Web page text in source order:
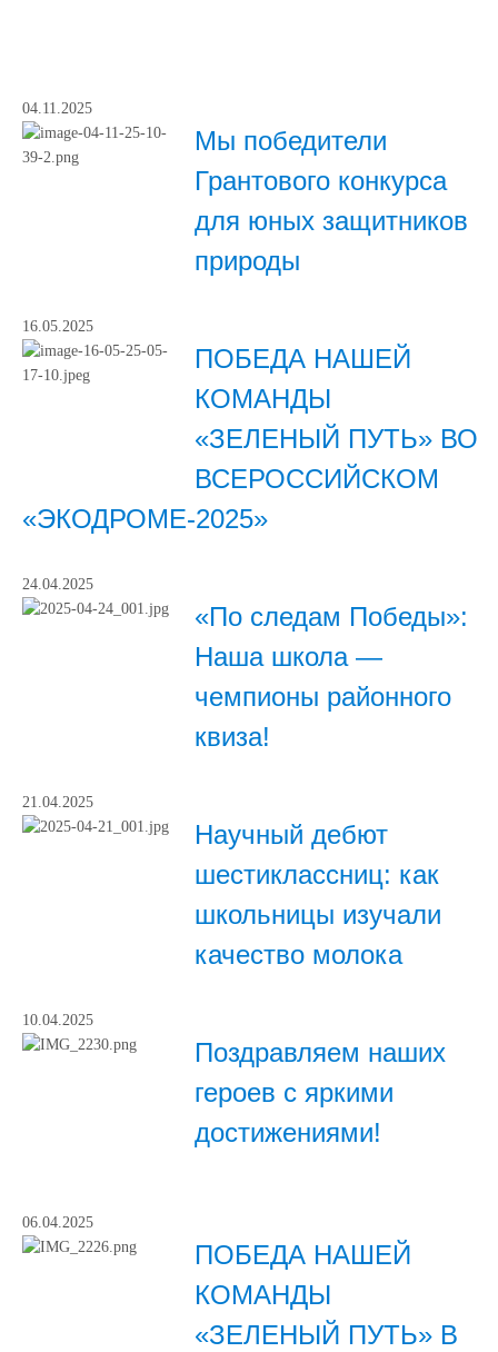
04.11.2025
Мы победители
Грантового конкурса
для юных защитников
природы
16.05.2025
ПОБЕДА НАШЕЙ
КОМАНДЫ
«ЗЕЛЕНЫЙ ПУТЬ» ВО
ВСЕРОССИЙСКОМ
«ЭКОДРОМЕ-2025»
24.04.2025
«По следам Победы»:
Наша школа —
чемпионы районного
квиза!
21.04.2025
Научный дебют
шестиклассниц: как
школьницы изучали
качество молока
10.04.2025
Поздравляем наших
героев с яркими
достижениями!
06.04.2025
ПОБЕДА НАШЕЙ
КОМАНДЫ
«ЗЕЛЕНЫЙ ПУТЬ» В